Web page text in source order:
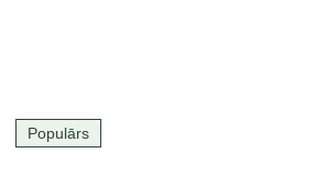
Populārs